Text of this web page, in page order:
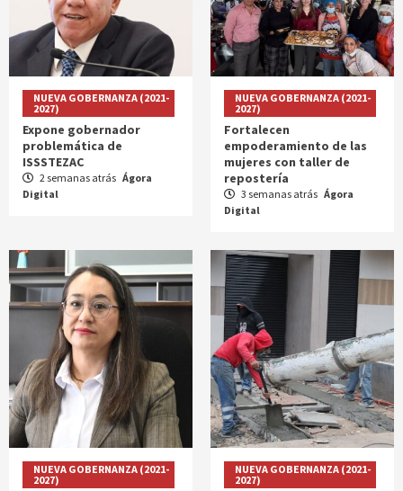
NUEVA GOBERNANZA (2021-
2027)
Expone gobernador
problemática de
ISSSTEZAC
2 semanas atrás Ágora
Digital
NUEVA GOBERNANZA (2021-
2027)
Fortalecen
empoderamiento de las
mujeres con taller de
repostería
3 semanas atrás Ágora
Digital
NUEVA GOBERNANZA (2021-
2027)
NUEVA GOBERNANZA (2021-
2027)